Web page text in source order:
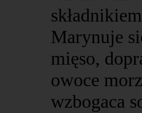
Marynuje
mięso,
owoce
wzbogaca